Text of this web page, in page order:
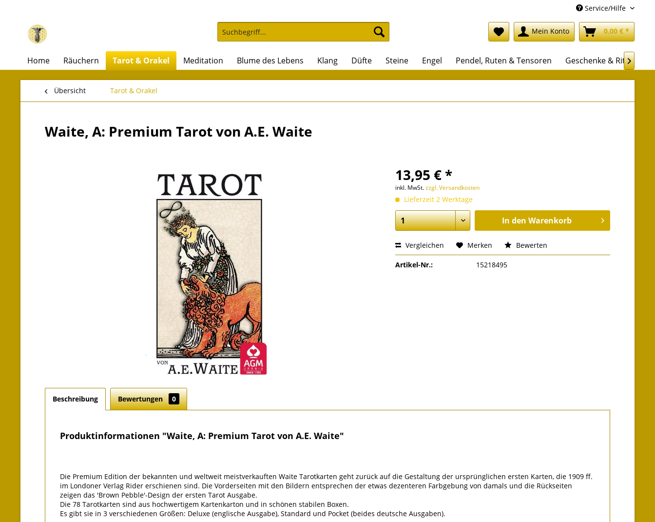
Service/Hilfe
Mein Konto 0,00 € *
Home Räuchern Tarot & Orakel Meditation Blume des Lebens Klang Düfte Steine Engel Pendel, Ruten & Tensoren Geschenke & Rituale

Übersicht Tarot & Orakel
Waite, A: Premium Tarot von A.E. Waite
13,95 € *
inkl. MwSt.zzgl. Versandkosten
Lieferzeit 2 Werktage
In den Warenkorb
Vergleichen Merken Bewerten
Artikel-Nr.: 15218495
Beschreibung Bewertungen 0
Produktinformationen "Waite, A: Premium Tarot von A.E. Waite"
Die Premium Edition der bekannten und weltweit meistverkauften Waite Tarotkarten geht zurück auf die Gestaltung der ursprünglichen ersten Karten, die 1909 ff.
im Londoner Verlag Rider erschienen sind. Die Vorderseiten mit den Bildern entsprechen der etwas dezenteren Farbgebung von damals und die Rückseiten
zeigen das 'Brown Pebble'-Design der ersten Tarot Ausgabe.
Die 78 Tarotkarten sind aus hochwertigem Kartenkarton und in schönen stabilen Boxen.
Es gibt sie in 3 verschiedenen Größen: Deluxe (englische Ausgabe), Standard und Pocket (beides deutsche Ausgaben).